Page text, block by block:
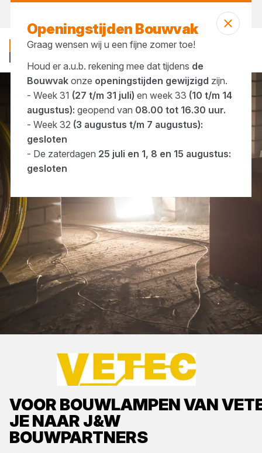
VOOR BOUWLAMPENVAN
JE NAAR J&W
BOUWPARTNERS
Merken VETEC
Openingstijden Bouwvak
Graag wensen wij u een fijne zomer toe!
Houd er a.u.b. rekening mee dat tijdens de
Bouwvakonze openingstijden gewijzigd zijn.
- Week 31 (27 t/m 31 juli) en week 33 (10 t/m 14
augustus): geopend van 08.00 tot 16.30 uur.
- Week 32 (3 augustus t/m 7 augustus):
gesloten
- De zaterdagen 25 juli en 1, 8 en 15 augustus:
gesloten